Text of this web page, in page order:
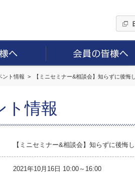
ント情報 【ミニセミナー&相談会】知らずに後
ト情報
【ミニセミナー&相談会】知らずに後悔
2021年10月16日 10:00～16:00